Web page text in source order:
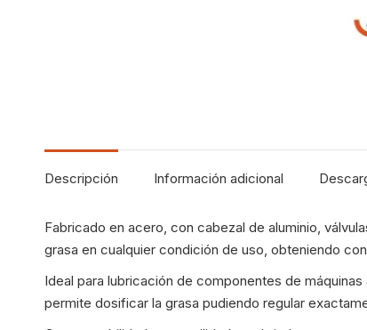
Descripción Información adicional
Fabricado en acero, con cabezal de aluminio,
grasa en cualquier condición de uso, obteniendo
Ideal para lubricación de componentes de
permite dosificar la grasa pudiendo regular